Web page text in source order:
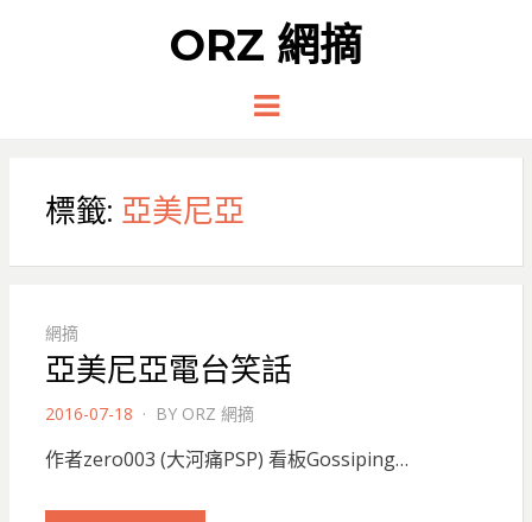
ORZ 網摘
Menu
標籤: 亞美尼亞
網摘
亞美尼亞電台笑話
POSTED
2016-07-18 BY ORZ 網摘
作者zero003 (大河痛PSP) 看板Gossiping…